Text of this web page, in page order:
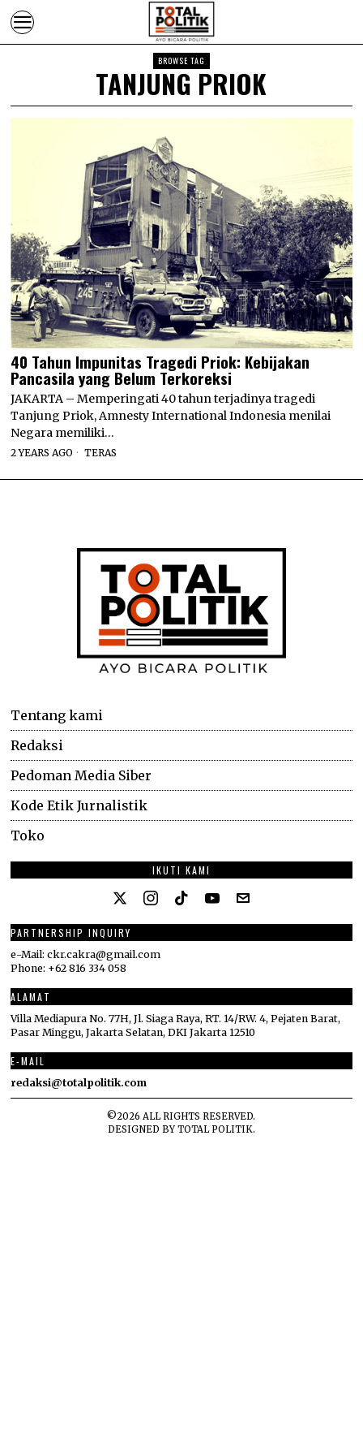
BROWSE TAG
TANJUNG PRIOK
40 Tahun Impunitas Tragedi Priok: Kebijakan
Pancasila yang Belum Terkoreksi
JAKARTA – Memperingati 40 tahun terjadinya tragedi
Tanjung Priok, Amnesty International Indonesia menilai
Negara memiliki…
2 YEARS AGO TERAS
Tentang kami
Redaksi
Pedoman Media Siber
Kode Etik Jurnalistik
Toko
IKUTI KAMI
PARTNERSHIP INQUIRY
e-Mail: ckr.cakra@gmail.com
Phone: +62 816 334 058
ALAMAT
Villa Mediapura No. 77H, Jl. Siaga Raya, RT. 14/RW. 4, Pejaten Barat,
Pasar Minggu, Jakarta Selatan, DKI Jakarta 12510
E-MAIL
redaksi@totalpolitik.com
©2026 ALL RIGHTS RESERVED.
DESIGNED BYTOTAL POLITIK.